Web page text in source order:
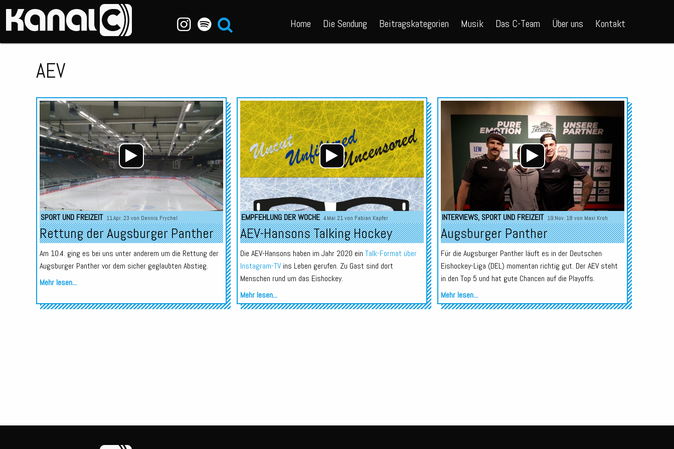
Home Die Sendung Beitragskategorien Musik Das C-Team Über uns Kontakt
AEV
Audio-
Player
SPORT UND FREIZEIT 11.Apr. 23 von Dennis Frychel
Rettung der Augsburger Panther
Am 10.4. ging es bei uns unter anderem um die Rettung der
Augsburger Panther vor dem sicher geglaubten Abstieg.
Mehr lesen...
Audio-
Player
EMPFEHLUNG DER WOCHE 4.Mai 21 von Fabian Kapfer
AEV-Hansons Talking Hockey
Die AEV-Hansons haben im Jahr 2020 ein Talk-Format über
Instagram-TVins Leben gerufen. Zu Gast sind dort
Menschen rund um das Eishockey.
Mehr lesen...
Audio-
Player
INTERVIEWS, SPORT UND FREIZEIT 19.Nov. 18 von Maxi Kroh
Augsburger Panther
Für die Augsburger Panther läuft es in der Deutschen
Eishockey-Liga (DEL) momentan richtig gut. Der AEV steht
in den Top 5 und hat gute Chancen auf die Playoffs.
Mehr lesen...